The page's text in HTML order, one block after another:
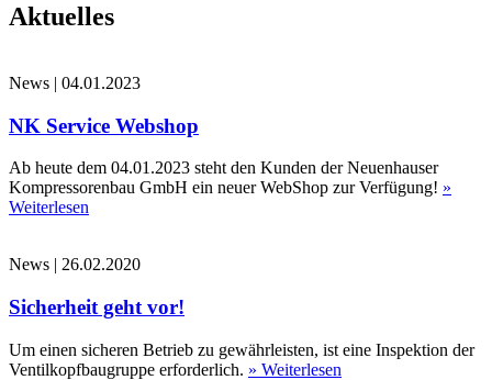
Aktuelles
News | 04.01.2023
NK Service Webshop
Ab heute dem 04.01.2023 steht den Kunden der Neuenhauser
Kompressorenbau GmbH ein neuer WebShop zur Verfügung! »
Weiterlesen
News | 26.02.2020
Sicherheit geht vor!
Um einen sicheren Betrieb zu gewährleisten, ist eine Inspektion der
Ventilkopfbaugruppe erforderlich. » Weiterlesen